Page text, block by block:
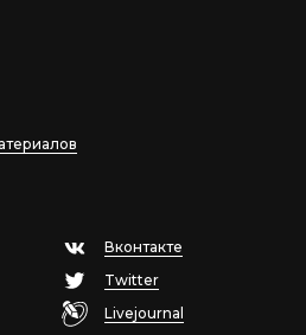
Вконтакте
Twitter
Livejournal